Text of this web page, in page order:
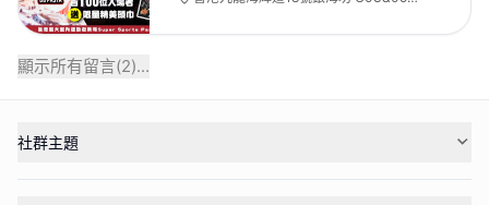
顯示所有留言(2)...
社群主題